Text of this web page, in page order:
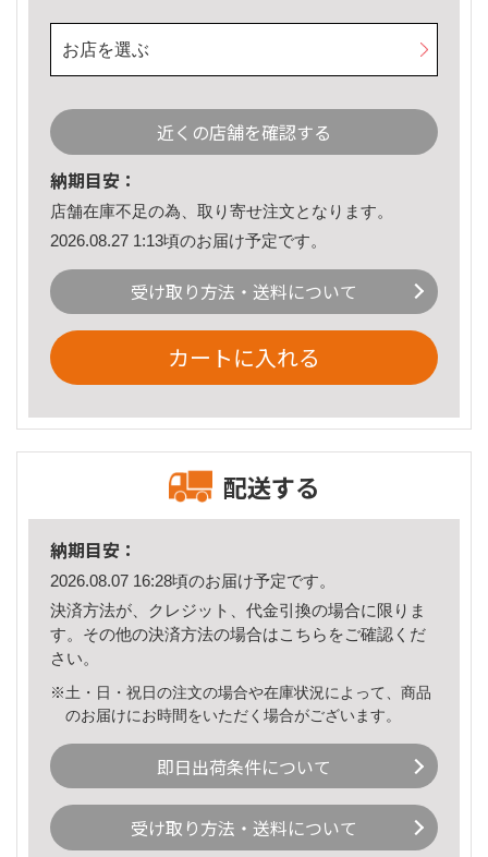
お店を選ぶ
近くの店舗を確認する
納期目安：
店舗在庫不足の為、取り寄せ注文となります。
2026.08.27 1:13頃のお届け予定です。
受け取り方法・送料について
カートに入れる
配送する
納期目安：
2026.08.07 16:28頃のお届け予定です。
決済方法が、クレジット、代金引換の場合に限りま
す。その他の決済方法の場合はこちら をご確認くだ
さい。
※土・日・祝日の注文の場合や在庫状況によって、商品
のお届けにお時間をいただく場合がございます。
即日出荷条件について
受け取り方法・送料について